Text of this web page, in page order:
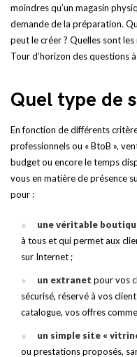
moindres qu’un magasin
demande de la préparation.
peut le créer ? Quelles sont
Tour d’horizon des questions
Quel type de
En fonction de différents
professionnels ou « BtoB »,
budget ou encore le temps
vous en matière de présence
pour :
une véritable
à tous et qui permet aux
sur Internet ;
un extranet pour vos
sécurisé, réservé à vos
catalogue, vos offres
un simple site «
ou prestations proposés,